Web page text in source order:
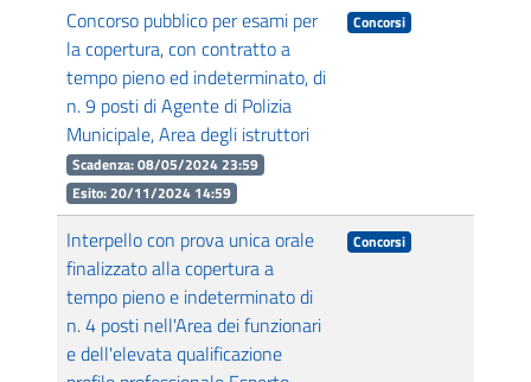
Concorso pubblico per esami per
la copertura, con contratto a
tempo pieno ed indeterminato, di
n. 9 posti di Agente di Polizia
Municipale, Area degli istruttori
Scadenza: 08/05/2024 23:59
Esito: 20/11/2024 14:59
Concorsi
Interpello con prova unica orale
finalizzato alla copertura a
tempo pieno e indeterminato di
n. 4 posti nell'Area dei funzionari
e dell'elevata qualificazione
Concorsi